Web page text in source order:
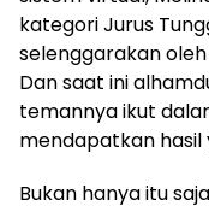
kategori Jurus
selenggarakan oleh
Dan saat ini
temannya ikut
mendapatkan hasil
Bukan hanya itu